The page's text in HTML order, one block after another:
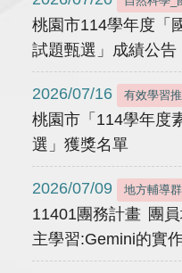
桃園市114學年度「
試題甄選」成績公告
2026/07/16 有效學習
桃園市「114學年度
選」獲獎名單
2026/07/09 地方輔導群
11401團務計畫 團
主學習:Gemini的實